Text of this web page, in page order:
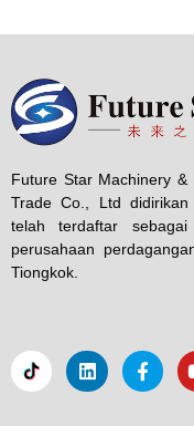
Future Star Machinery &
Trade Co., Ltd
telah terdaftar
perusahaan
Tiongkok.